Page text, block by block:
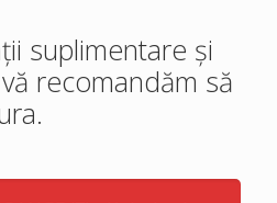
suplimentare și
recomandăm să